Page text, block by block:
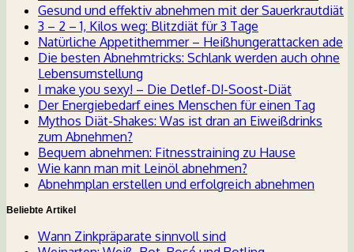
Gesund und effektiv abnehmen mit der Sauerkrautdiät
3 – 2 – 1, Kilos weg: Blitzdiät für 3 Tage
Natürliche Appetithemmer – Heißhungerattacken ade
Die besten Abnehmtricks: Schlank werden auch ohne
Lebensumstellung
I make you sexy! – Die Detlef-D!-Soost-Diät
Der Energiebedarf eines Menschen für einen Tag
Mythos Diät-Shakes: Was ist dran an Eiweißdrinks
zum Abnehmen?
Bequem abnehmen: Fitnesstraining zu Hause
Wie kann man mit Leinöl abnehmen?
Abnehmplan erstellen und erfolgreich abnehmen
Beliebte Artikel
Wann Zinkpräparate sinnvoll sind